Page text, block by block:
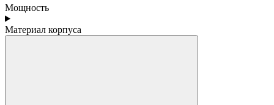
Мощность
Материал корпуса